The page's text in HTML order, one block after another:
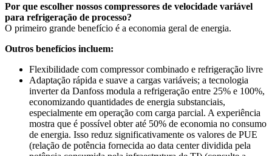
Por que escolher nossos compressores de velocidade variável
para refrigeração de processo?
O primeiro grande benefício é a economia geral de energia.
Outros benefícios incluem:
Flexibilidade com compressor combinado e refrigeração livre
Adaptação rápida e suave a cargas variáveis; a tecnologia
inverter da Danfoss modula a refrigeração entre 25% e 100%,
economizando quantidades de energia substanciais,
especialmente em operação com carga parcial. A experiência
mostra que é possível obter até 50% de economia no consumo
de energia. Isso reduz significativamente os valores de PUE
(relação de potência fornecida ao data center dividida pela